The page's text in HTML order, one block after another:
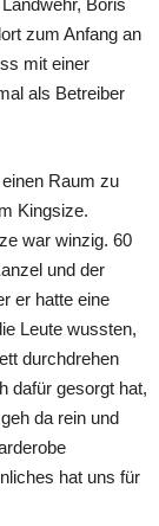
Boris
zum Anfang an
mit einer
als Betreiber
Raum zu
Kingsize.
war winzig. 60
und der
er hatte eine
Leute wussten,
durchdrehen
dafür gesorgt hat,
da rein und
hat uns für